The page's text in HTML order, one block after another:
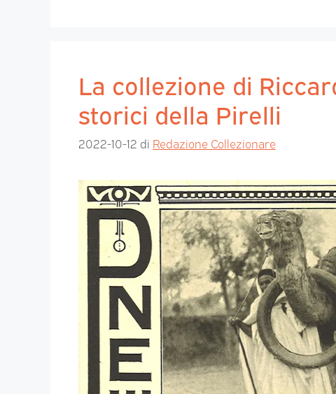
La collezione di
storici della Pirelli
2022-10-12 di Redazione Collezionare